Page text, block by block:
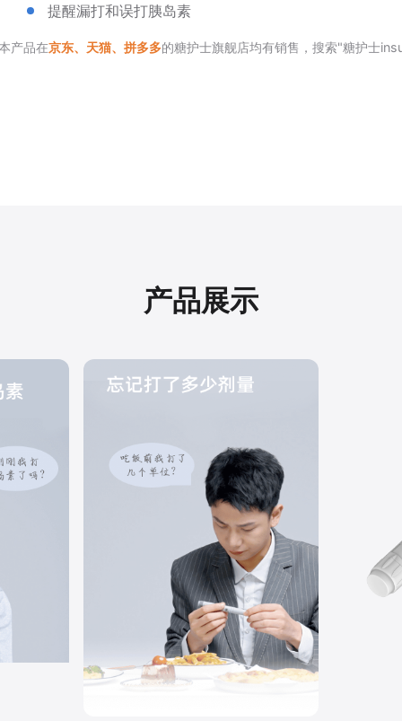
提醒漏打和误打胰岛素
产品在京东、天猫、拼多多的糖护士旗舰店均有销售，搜索"糖护士
产品展示